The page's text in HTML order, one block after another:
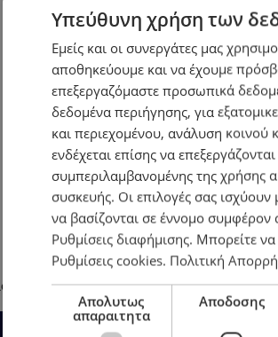
ευρώ του γαμπρού του Τραμπ
Υπεύθυνη χρήση των
Εμείς και οι συνεργάτες μας
αποθηκεύουμε και να έχουμε
επεξεργαζόμαστε προσωπικά
δεδομένα περιήγησης, για
και περιεχομένου, ανάλυση κοινού
ενδέχεται επίσης να
συμπεριλαμβανομένης της χρήσης
συσκευής. Οι επιλογές σας
να βασίζονται σε έννομο συμφέρον
Ρυθμίσεις διαφήμισης. Μπορείτε
Ρυθμίσεις cookies. Πολιτική
Απολυτως
απαραιτητα
Αποδοσης